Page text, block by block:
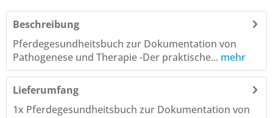
Beschreibung
Pferdegesundheitsbuch zur Dokumentation von
Pathogenese und Therapie -Der praktische... mehr
Lieferumfang
1x Pferdegesundheitsbuch zur Dokumentation von